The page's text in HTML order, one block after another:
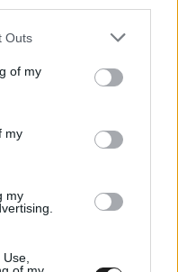
one or more Google
You may click to
its third-party tags to
in below Google
Outs
of my
my
my